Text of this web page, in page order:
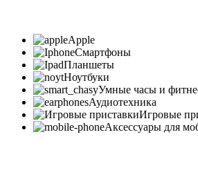
Apple
Смартфоны
Планшеты
Ноутбуки
Умные часы и
Аудиотехника
Игровые
Аксессуары для